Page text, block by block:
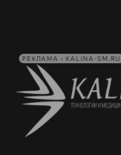
РЕКЛАМА • KALINA-SM.RU